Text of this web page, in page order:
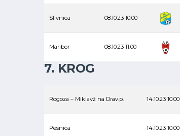
Slivnica 08.10.23 10.00
Maribor 08.10.23 11.00
7. KROG
Rogoza – Miklavž na Drav.p. 14.10.23 10.00
Pesnica 14.10.23 10.00